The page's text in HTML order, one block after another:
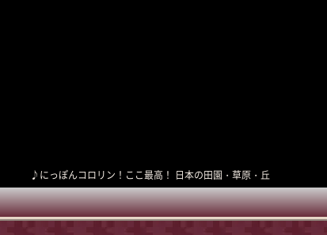
♪にっぽんコロリン！ここ最高！ 日本の田園・草原・丘